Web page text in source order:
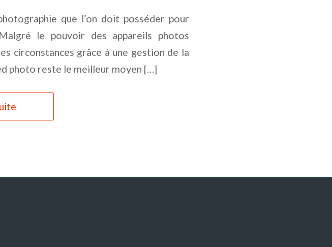
que l’on doit posséder pour
le pouvoir des appareils photos
circonstances grâce à une gestion de la
photo reste le meilleur moyen […]